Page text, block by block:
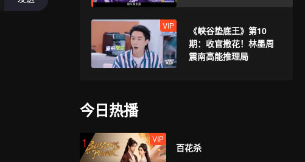
VIP
《峡谷垫底王》第10
期：收官撒花！林墨周
震南高能推理局
今日热播
1 VIP
百花杀